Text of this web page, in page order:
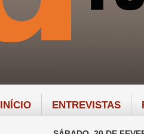
INÍCIO ENTREVISTAS